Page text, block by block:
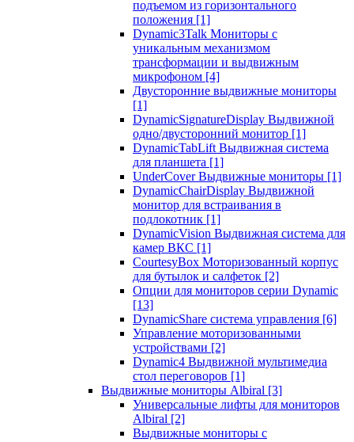
подъемом из горизонтального
положения [1]
Dynamic3Talk Мониторы с
уникальным механизмом
трансформации и выдвижным
микрофоном [4]
Двусторонние выдвижные мониторы
[1]
DynamicSignatureDisplay Выдвижной
одно/двусторонний монитор [1]
DynamicTabLift Выдвижная система
для планшета [1]
UnderCover Выдвижные мониторы [1]
DynamicChairDisplay Выдвижной
монитор для встраивания в
подлокотник [1]
DynamicVision Выдвижная система для
камер ВКС [1]
CourtesyBox Моторизованный корпус
для бутылок и салфеток [2]
Опции для мониторов серии Dynamic
[13]
DynamicShare система управления [6]
Управление моторизованными
устройствами [2]
Dynamic4 Выдвижной мультимедиа
стол переговоров [1]
Выдвижные мониторы Albiral [3]
Универсальные лифты для мониторов
Albiral [2]
Выдвижные мониторы с